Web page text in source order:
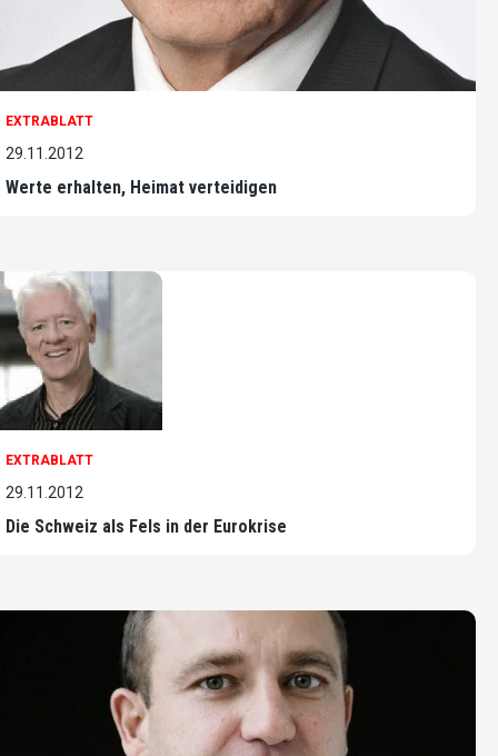
EXTRABLATT
29.11.2012
Werte erhalten, Heimat verteidigen
EXTRABLATT
29.11.2012
Die Schweiz als Fels in der Eurokrise